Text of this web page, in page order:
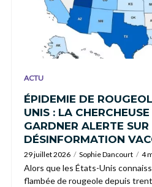
ACTU
ÉPIDEMIE DE
UNIS : LA
GARDNER ALERTE
DÉSINFORMATION
29 juillet 2026 Sophie Dancourt 4
Alors que les États-Unis
flambée de rougeole depuis